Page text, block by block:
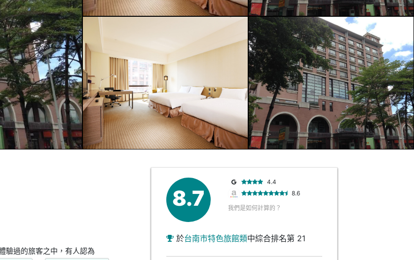
驗過的旅客之中，有人認為
8.7
4.4
8.6
我們是如何計算的？
於台南市特色旅館類中綜合排名第 21